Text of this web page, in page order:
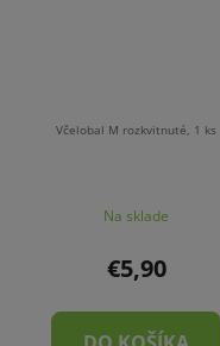
Včelobal M rozkvitnuté, 1 ks
Na sklade
€5,90